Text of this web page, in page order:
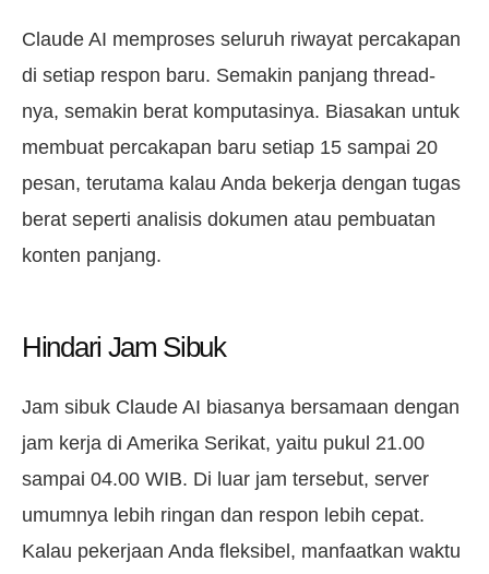
Claude AI memproses seluruh riwayat percakapan
di setiap respon baru. Semakin panjang thread-
nya, semakin berat komputasinya. Biasakan untuk
membuat percakapan baru setiap 15 sampai 20
pesan, terutama kalau Anda bekerja dengan tugas
berat seperti analisis dokumen atau pembuatan
konten panjang.
Hindari Jam Sibuk
Jam sibuk Claude AI biasanya bersamaan dengan
jam kerja di Amerika Serikat, yaitu pukul 21.00
sampai 04.00 WIB. Di luar jam tersebut, server
umumnya lebih ringan dan respon lebih cepat.
Kalau pekerjaan Anda fleksibel, manfaatkan waktu